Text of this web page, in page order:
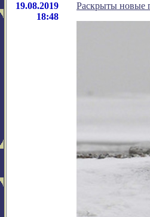
19.08.2019
18:48
Раскрыты новые